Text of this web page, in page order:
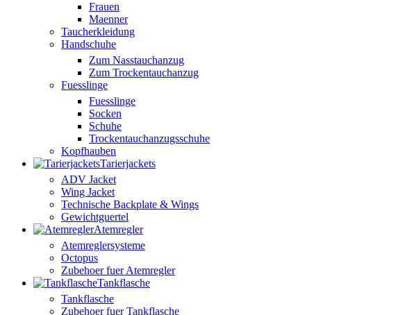
Frauen
Maenner
Taucherkleidung
Handschuhe
Zum Nasstauchanzug
Zum Trockentauchanzug
Fuesslinge
Fuesslinge
Socken
Schuhe
Trockentauchanzugsschuhe
Kopfhauben
Tarierjackets
ADV Jacket
Wing Jacket
Technische Backplate & Wings
Gewichtguertel
Atemregler
Atemreglersysteme
Octopus
Zubehoer fuer Atemregler
Tankflasche
Tankflasche
Zubehoer fuer Tankflasche